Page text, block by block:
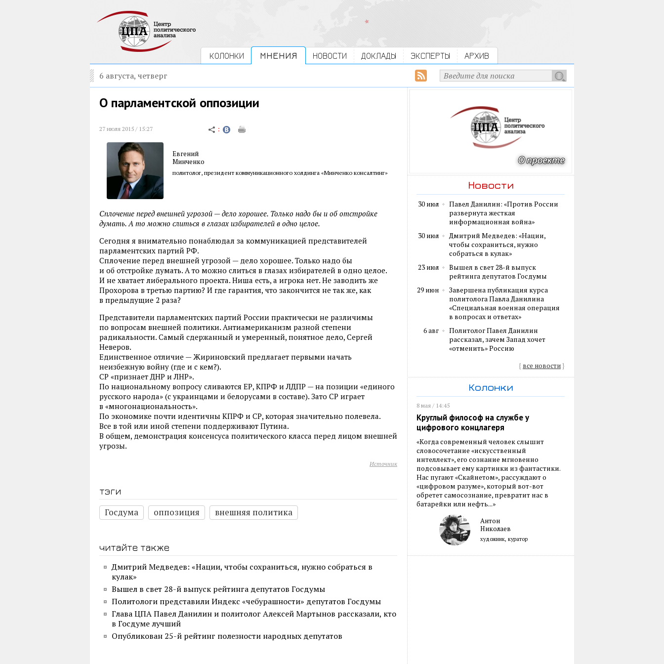
КОЛОНКИ МНЕНИЯ НОВОСТИ ДОКЛАДЫ ЭКСПЕРТЫ АРХИВ
6 августа, четверг
О парламентской оппозиции
27 июля 2015 / 15:27
Евгений
Минченко
политолог, президент коммуникационного холдинга «Минченко консалтинг»
Сплочение перед внешней угрозой — дело хорошее. Только надо бы и об отстройке
думать. А то можно слиться в глазах избирателей в одно целое.
Сегодня я внимательно понаблюдал за коммуникацией представителей
парламентских партий РФ.
Сплочение перед внешней угрозой — дело хорошее. Только надо бы
и об отстройке думать. А то можно слиться в глазах избирателей в одно целое.
И не хватает либерального проекта. Ниша есть, а игрока нет. Не заводить же
Прохорова в третью партию? И где гарантия, что закончится не так же, как
в предыдущие 2 раза?
Представители парламентских партий России практически не различимы
по вопросам внешней политики. Антиамериканизм разной степени
радикальности. Самый сдержанный и умеренный, понятное дело, Сергей
Неверов.
Единственное отличие — Жириновский предлагает первыми начать
неизбежную войну (где и с кем?).
СР «признает ДНР и ЛНР».
По национальному вопросу сливаются ЕР, КПРФ и ЛДПР — на позиции «единого
русского народа» (с украинцами и белорусами в составе). Зато СР играет
в «многонациональность».
По экономике почти идентичны КПРФ и СР, которая значительно полевела.
Все в той или иной степени поддерживают Путина.
В общем, демонстрация консенсуса политического класса перед лицом внешней
угрозы.
Источник
тэги
Госдума
оппозиция внешняя политика
читайте также
Дмитрий Медведев: «Нации, чтобы сохраниться, нужно собраться в
кулак»
Вышел в свет 28-й выпуск рейтинга депутатов Госдумы
Политологи представили Индекс «чебурашности» депутатов Госдумы
Глава ЦПА Павел Данилин и политолог Алексей Мартынов рассказали, кто
в Госдуме лучший
Опубликован 25-й рейтинг полезности народных депутатов
Новости
30 июл
Павел Данилин: «Против России
развернута жесткая
информационная война»
30 июл
Дмитрий Медведев: «Нации,
чтобы сохраниться, нужно
собраться в кулак»
23 июл
Вышел в свет 28-й выпуск
рейтинга депутатов Госдумы
29 июн
Завершена публикация курса
политолога Павла Данилина
«Специальная военная операция
в вопросах и ответах»
6 авг
Политолог Павел Данилин
рассказал, зачем Запад хочет
«отменить» Россию
{ все новости}
Колонки
8 мая / 14:45
Круглый философ на службе у
цифрового концлагеря
«Когда современный человек слышит
словосочетание «искусственный
интеллект», его сознание мгновенно
подсовывает ему картинки из фантастики.
Нас пугают «Скайнетом», рассуждают о
«цифровом разуме», который вот-вот
обретет самосознание, превратит нас в
батарейки или нефть...»
Антон
Николаев
художник, куратор